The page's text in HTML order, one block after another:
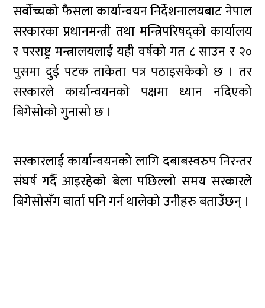
सर्वोच्चको फैसला कार्यान्वयन निर्देशनालयबाट नेपाल
सरकारका प्रधानमन्त्री तथा मन्त्रिपरिषद्को कार्यालय
र परराष्ट्र मन्त्रालयलाई यही वर्षको गत ८ साउन र २०
पुसमा दुई पटक ताकेता पत्र पठाइसकेको छ । तर
सरकारले कार्यान्वयनको पक्षमा ध्यान नदिएको
बिगेसोको गुनासो छ ।
सरकारलाई कार्यान्वयनको लागि दबाबस्वरुप निरन्तर
संघर्ष गर्दै आइरहेको बेला पछिल्लो समय सरकारले
बिगेसोसँग बार्ता पनि गर्न थालेको उनीहरु बताउँछन् ।